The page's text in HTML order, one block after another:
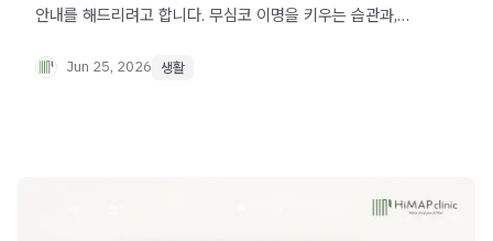
안내를 해드리려고 합니다. 무심코 이명을 키우는 습관과,
저절로 났게 하는 건 아니지만, 잘 든 습관은 치료로 얻은
Jun 25, 2026 생활